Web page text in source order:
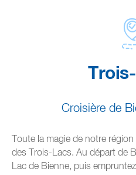
Croisière de
Toute la magie de notre
des Trois-Lacs. Au départ de
Lac de Bienne, puis